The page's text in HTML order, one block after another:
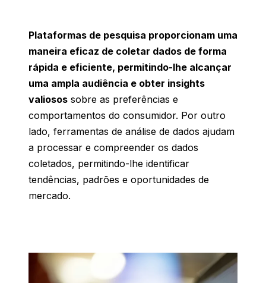
Plataformas de pesquisa proporcionam uma
maneira eficaz de coletar dados de forma
rápida e eficiente, permitindo-lhe alcançar
uma ampla audiência e obter insights
valiosos sobre as preferências e
comportamentos do consumidor. Por outro
lado, ferramentas de análise de dados ajudam
a processar e compreender os dados
coletados, permitindo-lhe identificar
tendências, padrões e oportunidades de
mercado.